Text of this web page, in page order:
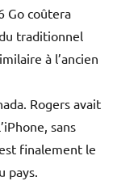
Go coûtera
traditionnel
à l’ancien
Rogers avait
sans
finalement le
pays.